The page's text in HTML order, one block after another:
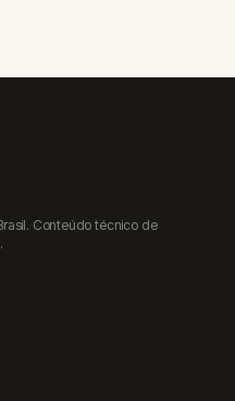
Conteúdo técnico de